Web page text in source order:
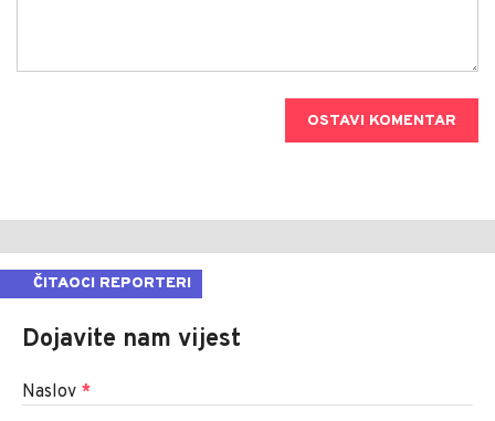
OSTAVI KOMENTAR
ČITAOCI REPORTERI
Dojavite nam vijest
Naslov *